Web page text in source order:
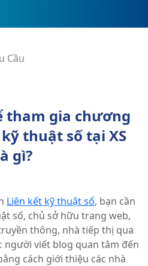
Cầu
tham gia chương
thuật số tại XS
gì?
Liên kết kỹ thuật số, bạn cần
số, chủ sở hữu trang web,
thông, nhà tiếp thị qua
người viết blog quan tâm đến
cách giới thiệu các nhà